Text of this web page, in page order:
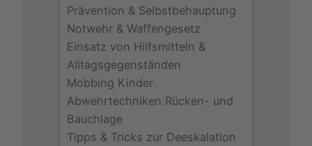
Prävention & Selbstbehauptung
Notwehr & Waffengesetz
Einsatz von Hilfsmitteln &
Alltagsgegenständen
Mobbing Kinder
Abwehrtechniken Rücken- und
Bauchlage
Tipps & Tricks zur Deeskalation